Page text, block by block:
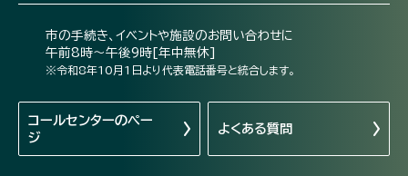
市の手続き、イベントや施設のお問い合わせに
午前8時～午後9時[年中無休]
※令和8年10月1日より代表電話番号と統合します。
コールセンターのペー
ジ
よくある質問